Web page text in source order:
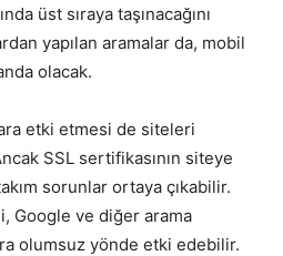
üst sıraya taşınacağını
yapılan aramalar da, mobil
olacak.
etki etmesi de siteleri
SSL sertifikasının siteye
sorunlar ortaya çıkabilir.
Google ve diğer arama
olumsuz yönde etki edebilir.